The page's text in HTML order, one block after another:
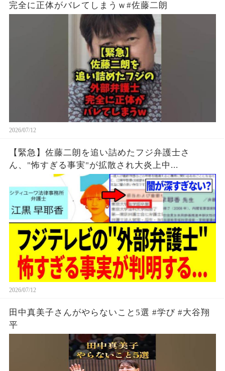
完全に正体がバレてしまうｗ#佐藤二朗
2026/07/12
【緊急】佐藤二朗を追い詰めたフジ弁護士さ
ん、"怖すぎる事実"が拡散され大炎上中...
2026/07/12
田中真美子さんがやらないこと5選 #学び #大谷翔
平